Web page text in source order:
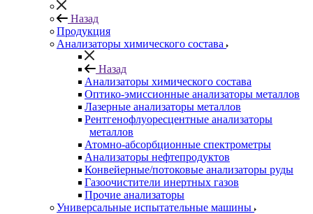
Назад
Продукция
Анализаторы химического состава
Назад
Анализаторы химического состава
Оптико-эмиссионные анализаторы металлов
Лазерные анализаторы металлов
Рентгенофлуоресцентные анализаторы
металлов
Атомно-абсорбционные спектрометры
Анализаторы нефтепродуктов
Конвейерные/потоковые анализаторы руды
Газоочистители инертных газов
Прочие анализаторы
Универсальные испытательные машины